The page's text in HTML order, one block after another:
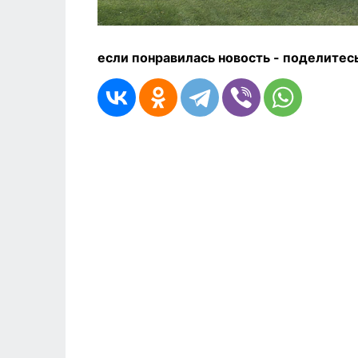
если понравилась новость - п